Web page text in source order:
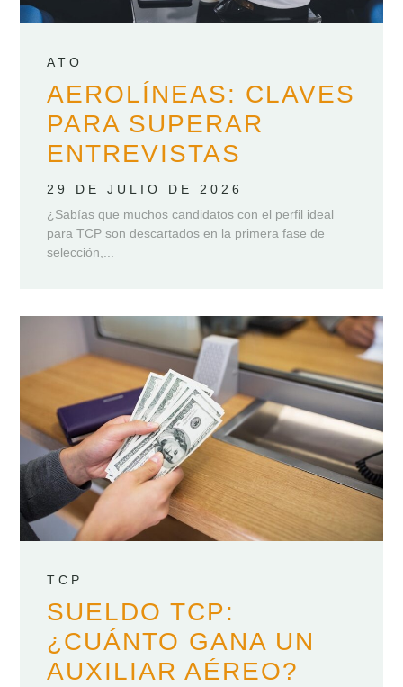
ATO
AEROLÍNEAS: CLAVES
PARA SUPERAR
ENTREVISTAS
29 DE JULIO DE 2026
¿Sabías que muchos candidatos con el perfil ideal
para TCP son descartados en la primera fase de
selección,...
TCP
SUELDO TCP:
¿CUÁNTO GANA UN
AUXILIAR AÉREO?